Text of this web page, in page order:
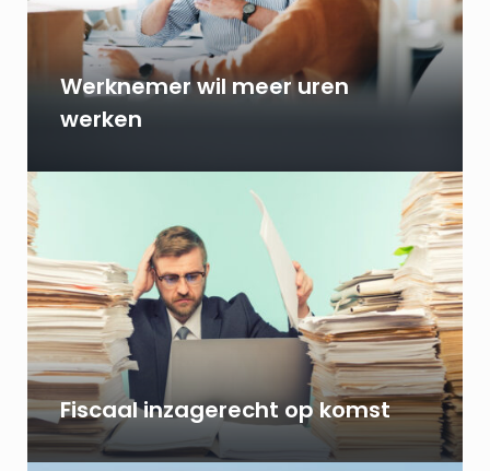
Werknemer wil meer uren
werken
Fiscaal inzagerecht op komst